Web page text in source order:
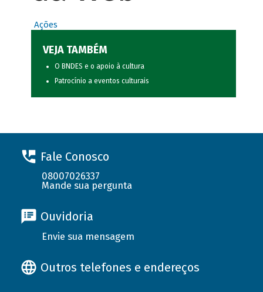
Ações
VEJA TAMBÉM
O BNDES e o apoio à cultura
Patrocínio a eventos culturais
Fale Conosco
08007026337
Mande sua pergunta
Ouvidoria
Envie sua mensagem
Outros telefones e endereços